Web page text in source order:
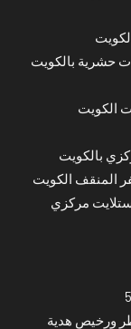
حشرية بالكويت
الكويت
بالكويت
المنقف الكويت
مركزي
ورخيص هدية